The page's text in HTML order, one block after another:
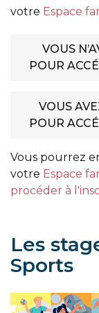
votre Espace
VOUS
POUR
VOUS
POUR
Vous pourrez
votre Espace
procéder à
Les
Sports